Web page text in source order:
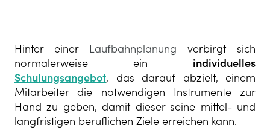
Hinter einer Laufbahnplanung verbirgt sich
normalerweise ein individuelles
Schulungsangebot, das darauf abzielt, einem
Mitarbeiter die notwendigen Instrumente zur
Hand zu geben, damit dieser seine mittel- und
langfristigen beruflichen Ziele erreichen kann.